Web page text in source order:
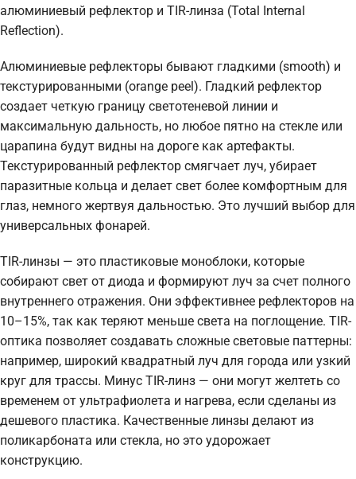
алюминиевый рефлектор и TIR-линза (Total Internal
Reflection).
Алюминиевые рефлекторы бывают гладкими (smooth) и
текстурированными (orange peel). Гладкий рефлектор
создает четкую границу светотеневой линии и
максимальную дальность, но любое пятно на стекле или
царапина будут видны на дороге как артефакты.
Текстурированный рефлектор смягчает луч, убирает
паразитные кольца и делает свет более комфортным для
глаз, немного жертвуя дальностью. Это лучший выбор для
универсальных фонарей.
TIR-линзы — это пластиковые моноблоки, которые
собирают свет от диода и формируют луч за счет полного
внутреннего отражения. Они эффективнее рефлекторов на
10–15%, так как теряют меньше света на поглощение. TIR-
оптика позволяет создавать сложные световые паттерны:
например, широкий квадратный луч для города или узкий
круг для трассы. Минус TIR-линз — они могут желтеть со
временем от ультрафиолета и нагрева, если сделаны из
дешевого пластика. Качественные линзы делают из
поликарбоната или стекла, но это удорожает
конструкцию.